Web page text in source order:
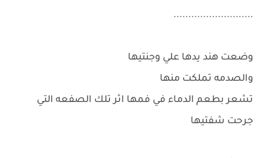
...........................
وضعت هند يدها علي وجنتيها
والصدمه تملكت منها
تشعر بطعم الدماء في فمها اثر تلك الصفعه التي
جرحت شفتيها